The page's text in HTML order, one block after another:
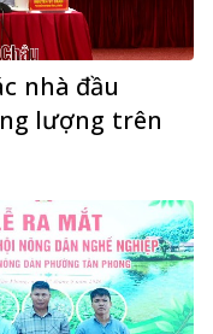
nhà đầu
lượng trên